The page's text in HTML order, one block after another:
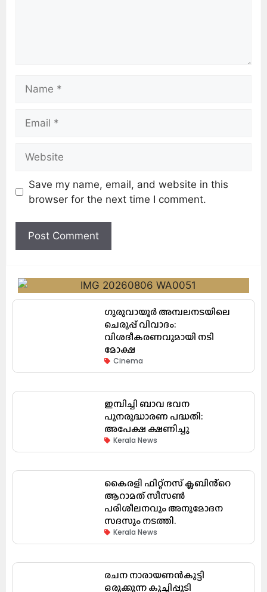
Save my name, email, and website in this
browser for the next time I comment.
ഗുരുവായൂർ അമ്പലനടയിലെ
ചെരുപ്പ് വിവാദം:
വിശദീകരണവുമായി നടി
മോക്ഷ
Cinema
ഇമ്പിച്ചി ബാവ ഭവന
പുനരുദ്ധാരണ പദ്ധതി:
അപേക്ഷ ക്ഷണിച്ചു
Kerala News
കൈരളി ഫിറ്റ്നസ് ക്ലബിൻ്റെ
ആറാമത് സീസൺ
പരിശീലനവും അനുമോദന
സദസും നടത്തി.
Kerala News
രചന നാരായണൻകുട്ടി
ഒരുക്കുന്ന കുച്ചിപ്പുടി